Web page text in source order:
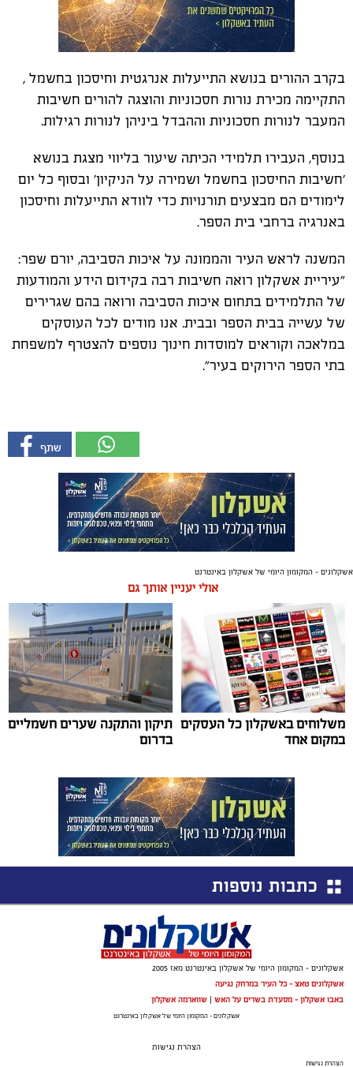
בקרב ההורים בנושא התייעלות אנרגטית וחיסכון בחשמל ,
התקיימה מכירת נורות חסכוניות והוצגה להורים חשיבות
המעבר לנורות חסכוניות וההבדל ביניהן לנורות רגילות.
בנוסף, העבירו תלמידי הכיתה שיעור בליווי מצגת בנושא
'חשיבות החיסכון בחשמל ושמירה על הניקיון' ובסוף כל יום
לימודים הם מבצעים תורנויות כדי לוודא התייעלות וחיסכון
באנרגיה ברחבי בית הספר.
המשנה לראש העיר והממונה על איכות הסביבה, יורם שפר:
"עיריית אשקלון רואה חשיבות רבה בקידום הידע והמודעות
של התלמידים בתחום איכות הסביבה ורואה בהם שגרירים
של עשייה בבית הספר ובבית. אנו מודים לכל העוסקים
במלאכה וקוראים למוסדות חינוך נוספים להצטרף למשפחת
בתי הספר הירוקים בעיר".
אשקלונים - המקומון היומי של אשקלון באינטרנט
אולי יעניין אותך גם
משלוחים באשקלון כל העסקים
במקום אחד
תיקון והתקנה שערים חשמליים
בדרום
כתבות נוספות
אשקלונים - המקומון היומי של אשקלון באינטרנט מאז 2005
אשקלונים טאצ - כל העיר במרחק נגיעה
באבו אשקלון - מסעדת בשרים על האש | שווארמה אשקלון
אשקלונים - המקומון היומי של אשקלון באינטרנט
הצהרת נגישות
הצהרת נגישות